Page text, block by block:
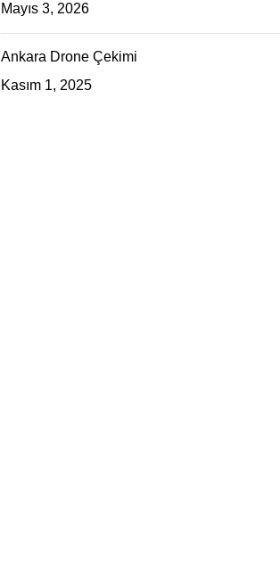
Mayıs 3, 2026
Ankara Drone Çekimi
Kasım 1, 2025